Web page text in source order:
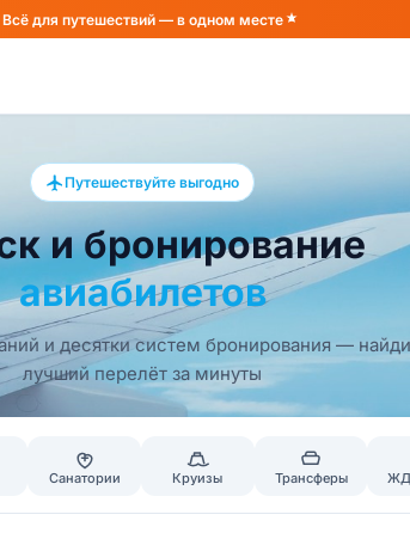
Всё для путешествий — в одном месте
Путешествуйте выгодно
и бронирование
авиабилетов
и десятки систем бронирования —
лучший перелёт за минуты
Санатории Круизы Трансферы ЖД